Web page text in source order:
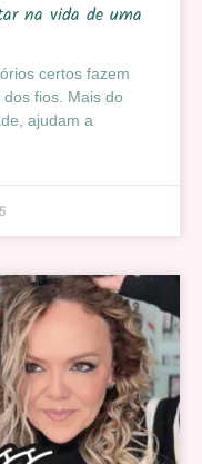
na vida de uma
certos fazem
fios. Mais do
ajudam a